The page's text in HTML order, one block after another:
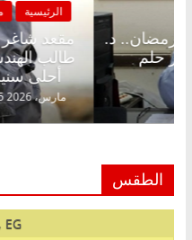
ناس وناس
شاغر على الإفطار وبلكونة
فاروق خبير اقتصادي
الطقس
EG